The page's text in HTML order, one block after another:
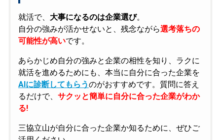
就活で、 大事になるのは企業選び。
自分の強みが活かせないと、残念ながら選考落ちの
可能性が高いです。
あらかじめ自分の強みと企業の相性を知り、ラクに
就活を進めるためにも、本当に自分に合った企業を
AIに診断してもらうのがおすすめです。質問に答え
るだけで、 サクッと簡単に自分に合った企業がわか
る!
三協立山が自分に合った企業か知るために、ぜひご